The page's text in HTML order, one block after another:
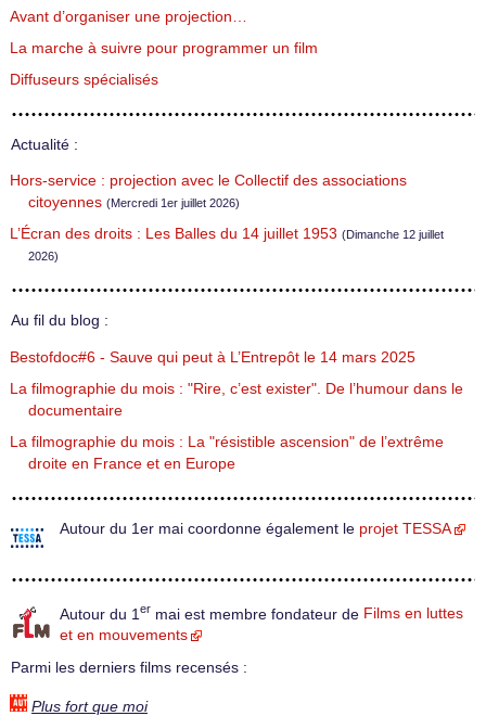
Avant d’organiser une projection…
La marche à suivre pour programmer un film
Diffuseurs spécialisés
Actualité :
Hors-service : projection avec le Collectif des associations
citoyennes (Mercredi 1er juillet 2026)
L’Écran des droits : Les Balles du 14 juillet 1953 (Dimanche 12 juillet
2026)
Au fil du blog :
Bestofdoc#6 - Sauve qui peut à L’Entrepôt le 14 mars 2025
La filmographie du mois : "Rire, c’est exister". De l’humour dans le
documentaire
La filmographie du mois : La "résistible ascension" de l’extrême
droite en France et en Europe
Autour du 1er mai coordonne également le projet TESSA
Autour du 1 er mai est membre fondateur de Films en luttes
et en mouvements
Parmi les derniers films recensés :
Plus fort que moi